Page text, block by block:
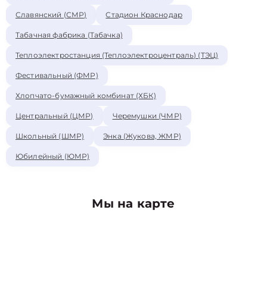
Славянский (СМР) Стадион Краснодар
Табачная фабрика (Табачка)
Теплоэлектростанция (Теплоэлектроцентраль) (ТЭЦ)
Фестивальный (ФМР)
Хлопчато-бумажный комбинат (ХБК)
Центральный (ЦМР) Черемушки (ЧМР)
Школьный (ШМР) Энка (Жукова, ЖМР)
Юбилейный (ЮМР)
Мы на карте